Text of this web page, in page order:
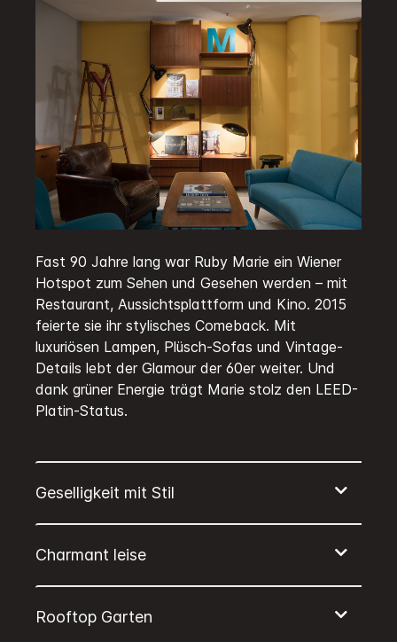
Fast 90 Jahre lang war Ruby Marie ein Wiener
Hotspot zum Sehen und Gesehen werden – mit
Restaurant, Aussichtsplattform und Kino. 2015
feierte sie ihr stylisches Comeback. Mit
luxuriösen Lampen, Plüsch-Sofas und Vintage-
Details lebt der Glamour der 60er weiter. Und
dank grüner Energie trägt Marie stolz den LEED-
Platin-Status.